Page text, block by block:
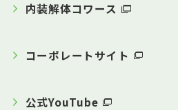
内装解体コワース
コーポレートサイト
公式YouTube